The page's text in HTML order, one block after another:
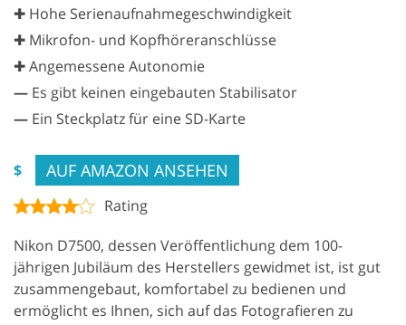
✚ Hohe Serienaufnahmegeschwindigkeit
✚ Mikrofon- und Kopfhöreranschlüsse
✚ Angemessene Autonomie
— Es gibt keinen eingebauten Stabilisator
— Ein Steckplatz für eine SD-Karte
$ AUF AMAZON ANSEHEN
Rating
Nikon D7500, dessen Veröffentlichung dem 100-
jährigen Jubiläum des Herstellers gewidmet ist, ist gut
zusammengebaut, komfortabel zu bedienen und
ermöglicht es Ihnen, sich auf das Fotografieren zu